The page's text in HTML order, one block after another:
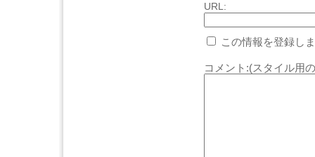
URL:
この情報を登録し
コメント:(スタイル用